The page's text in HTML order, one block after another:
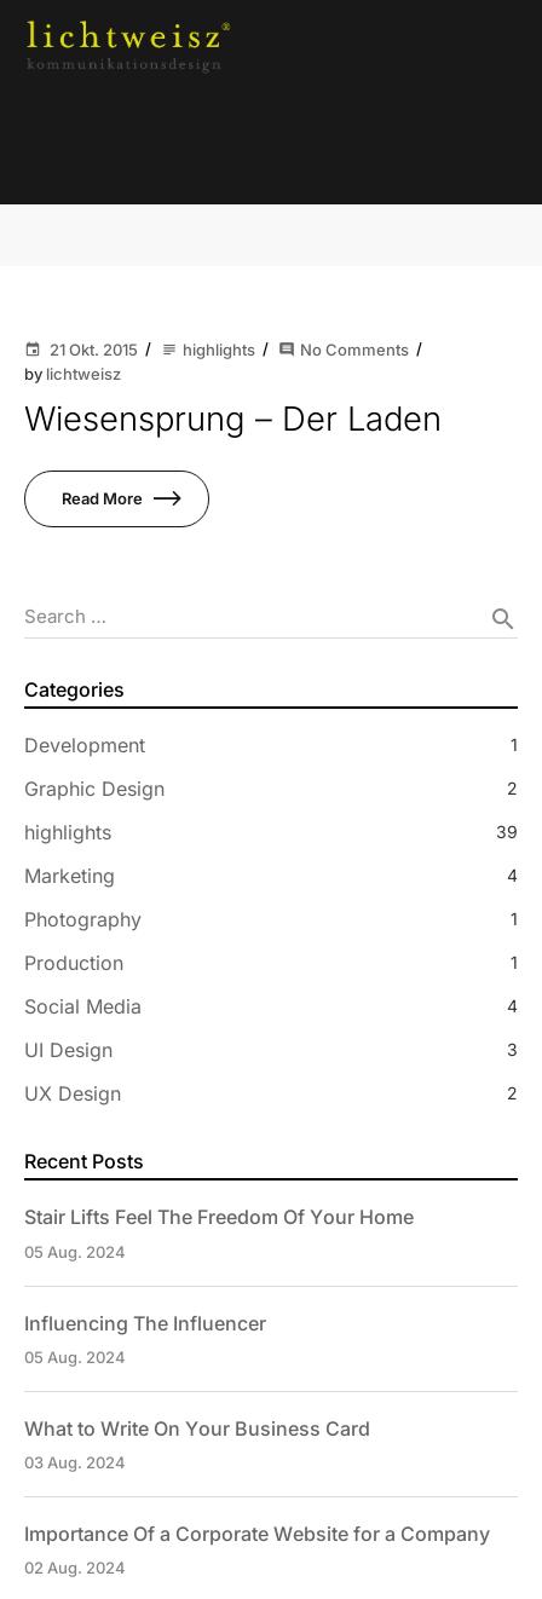
event 21 Okt. 2015 subject highlights comment No Comments
by lichtweisz
Wiesensprung – Der Laden
Read More
Search … search
Categories
Development 1
Graphic Design 2
highlights 39
Marketing 4
Photography 1
Production 1
Social Media 4
UI Design 3
UX Design 2
Recent Posts
Stair Lifts Feel The Freedom Of Your Home
05 Aug. 2024
Influencing The Influencer
05 Aug. 2024
What to Write On Your Business Card
03 Aug. 2024
Importance Of a Corporate Website for a Company
02 Aug. 2024